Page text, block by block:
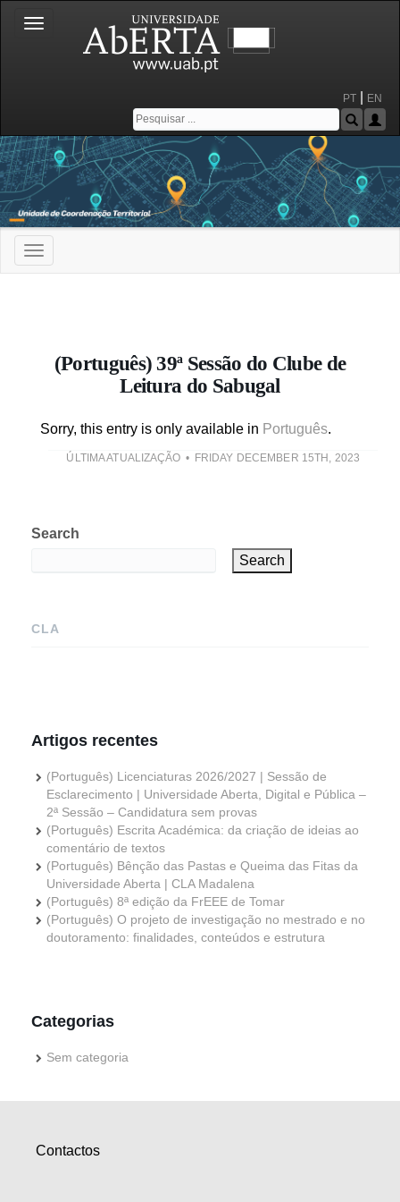
Toggle
navigation
PT EN
Toggle
navigation
(Português) 39ª Sessão do Clube de
Leitura do Sabugal
Sorry, this entry is only available in Português.
ÚLTIMA ATUALIZAÇÃO FRIDAY DECEMBER 15TH, 2023
Search
Search
CLA
Artigos recentes
(Português) Licenciaturas 2026/2027 | Sessão de
Esclarecimento | Universidade Aberta, Digital e Pública –
2ª Sessão – Candidatura sem provas
(Português) Escrita Académica: da criação de ideias ao
comentário de textos
(Português) Bênção das Pastas e Queima das Fitas da
Universidade Aberta | CLA Madalena
(Português) 8ª edição da FrEEE de Tomar
(Português) O projeto de investigação no mestrado e no
doutoramento: finalidades, conteúdos e estrutura
Categorias
Sem categoria
Contactos